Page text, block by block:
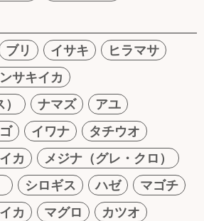
ブリ イサキ
ヒラマサ
サキイカ
ナマズ
アユ
イワナ
タチウオ
カ
メジナ（グレ・クロ）
シロギス ハゼ
マゴチ
カ マグロ
カツオ